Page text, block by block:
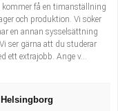
få en timanställning
och produktion. Vi söker
en annan sysselsättning
ser gärna att du studerar
ett extrajobb. Ange v...